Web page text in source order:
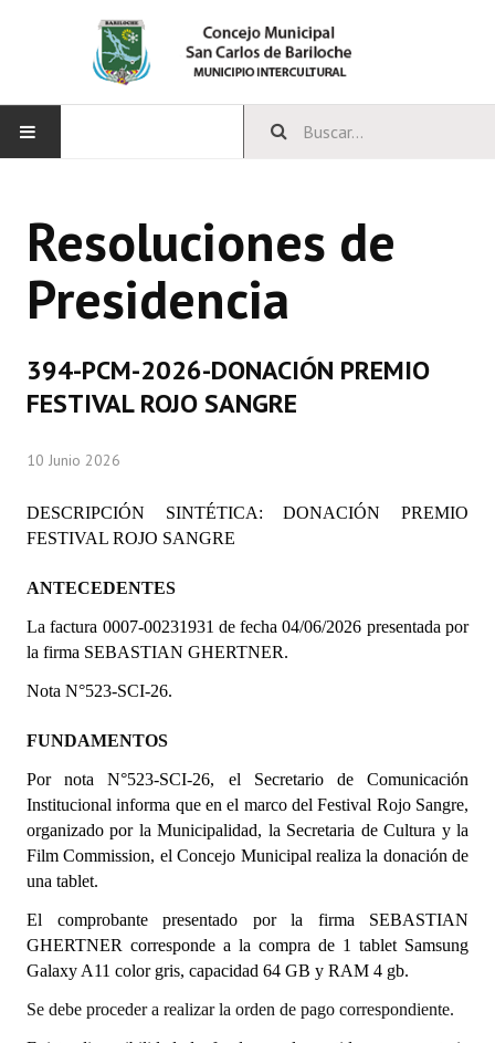
CONCEJO
Bloques Políticos
Comisiones Permanentes
Programas
Constitución Nacional
Constitución Provincial
Digesto
Organigrama
Informes de Gestión
Resoluciones de
Presidencia
394-PCM-2026-DONACIÓN PREMIO
FESTIVAL ROJO SANGRE
10 Junio 2026
DESCRIPCIÓN SINTÉTICA: DONACIÓN PREMIO
FESTIVAL ROJO SANGRE
ANTECEDENTES
La factura 0007-00231931 de fecha 04/06/2026 presentada por
la firma SEBASTIAN GHERTNER.
Nota N°523-SCI-26.
FUNDAMENTOS
Por nota N°523-SCI-26, el Secretario de Comunicación
Institucional informa que en el marco del Festival Rojo Sangre,
organizado por la Municipalidad, la Secretaria de Cultura y la
Film Commission, el Concejo Municipal realiza la donación de
una tablet.
El comprobante presentado por la firma SEBASTIAN
GHERTNER corresponde a la compra de 1 tablet Samsung
Galaxy A11 color gris, capacidad 64 GB y RAM 4 gb.
Se debe proceder a realizar la orden de pago correspondiente.